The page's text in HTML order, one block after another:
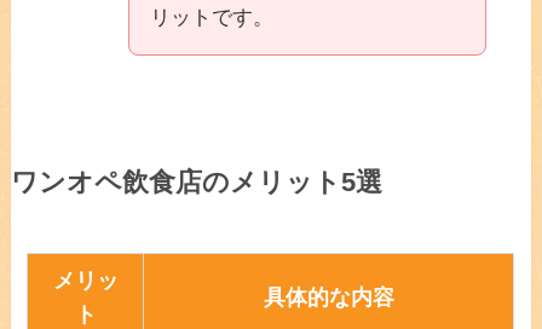
リットです。
ワンオペ飲食店のメリット5選
メリッ
ト
具体的な内容